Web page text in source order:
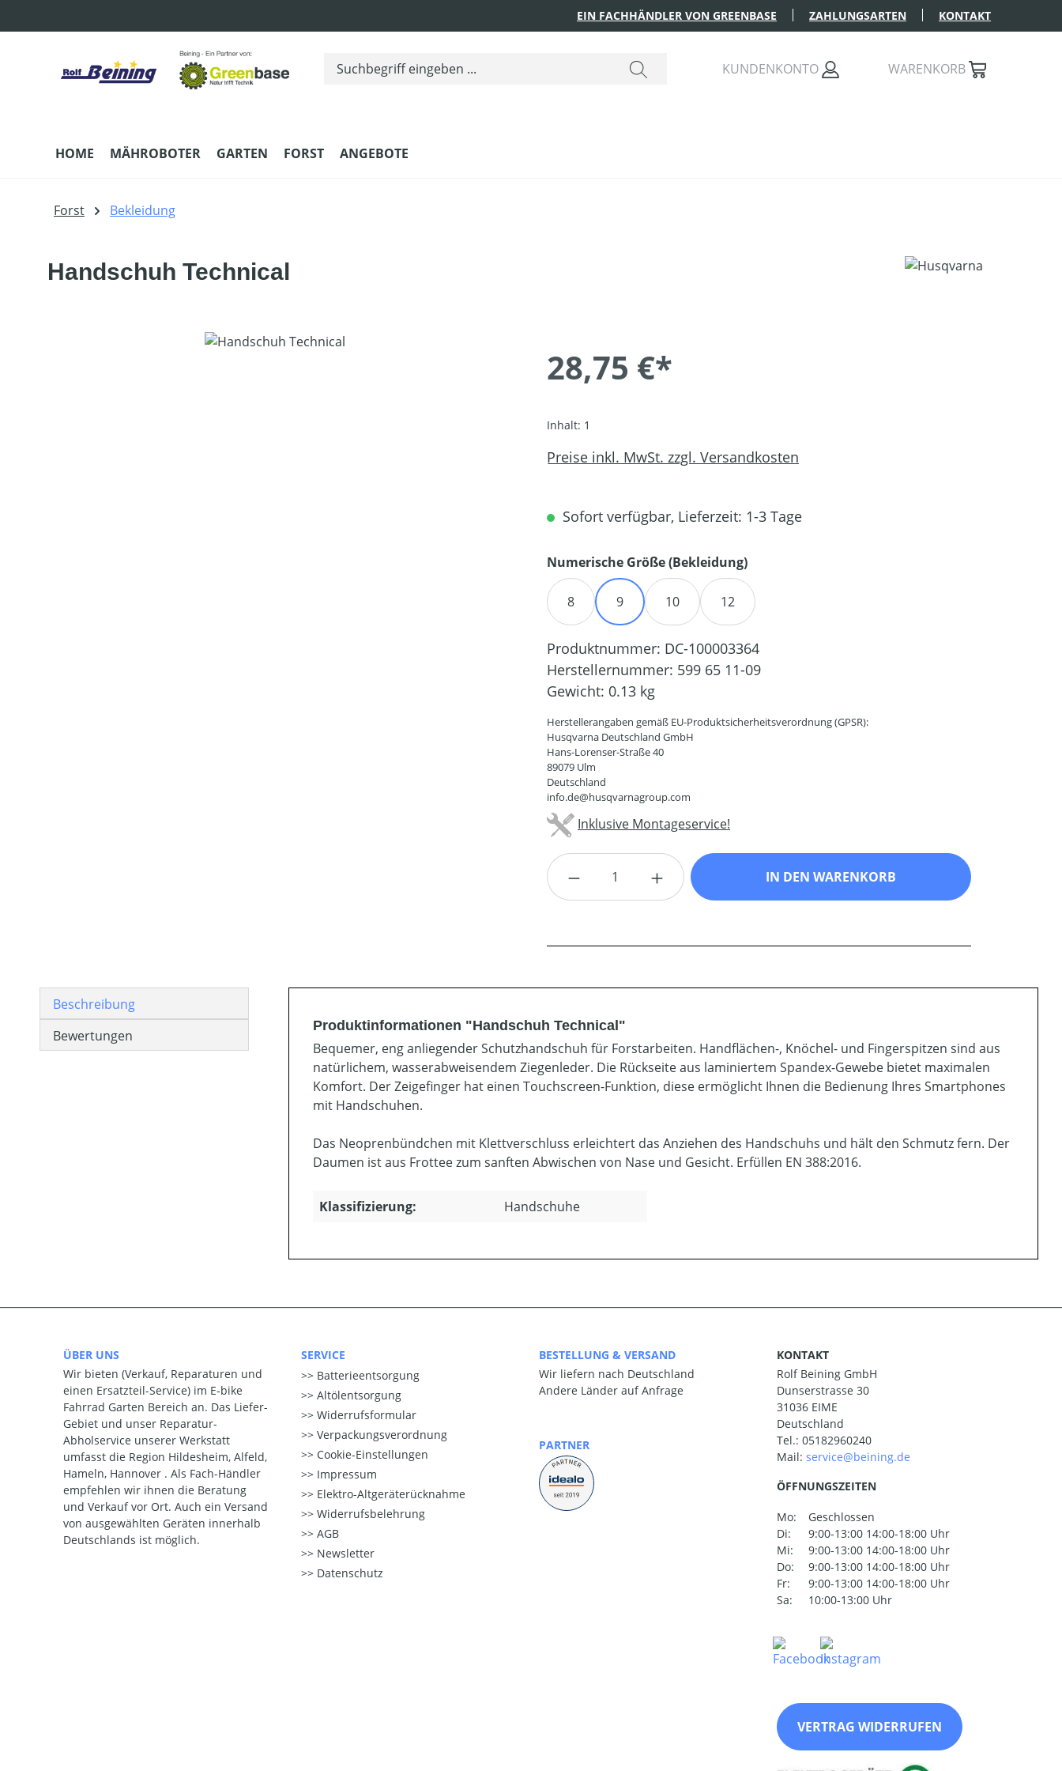
EIN FACHHÄNDLER VON GREENBASE ZAHLUNGSARTEN KONTAKT
KUNDENKONTO WARENKORB
HOME MÄHROBOTER GARTEN FORST ANGEBOTE
Forst Bekleidung
Handschuh Technical
28,75 €*
Inhalt: 1
Preise inkl. MwSt. zzgl. Versandkosten
Sofort verfügbar, Lieferzeit: 1-3 Tage
Numerische Größe (Bekleidung)auswählen
8 9 10 12
Produktnummer: DC-100003364
Herstellernummer: 599 65 11-09
Gewicht: 0.13 kg
Herstellerangaben gemäß EU-Produktsicherheitsverordnung (GPSR):
Husqvarna Deutschland GmbH
Hans-Lorenser-Straße 40
89079 Ulm
Deutschland
info.de@husqvarnagroup.com
Inklusive Montageservice!
Produkt Anzahl: Gib den gewünschten Wert ein oder
IN DEN WARENKORB
Beschreibung
Bewertungen
Produktinformationen "Handschuh Technical"
Bequemer, eng anliegender Schutzhandschuh für Forstarbeiten. Handflächen-, Knöchel- und Fingerspitzen sind aus
natürlichem, wasserabweisendem Ziegenleder. Die Rückseite aus laminiertem Spandex-Gewebe bietet maximalen
Komfort. Der Zeigefinger hat einen Touchscreen-Funktion, diese ermöglicht Ihnen die Bedienung Ihres Smartphones
mit Handschuhen.
Das Neoprenbündchen mit Klettverschluss erleichtert das Anziehen des Handschuhs und hält den Schmutz fern. Der
Daumen ist aus Frottee zum sanften Abwischen von Nase und Gesicht. Erfüllen EN 388:2016.
Klassifizierung: Handschuhe
ÜBER UNS
Wir bieten (Verkauf, Reparaturen und
einen Ersatzteil-Service) im E-bike
Fahrrad Garten Bereich an. Das Liefer-
Gebiet und unser Reparatur-
Abholservice unserer Werkstatt
umfasst die Region Hildesheim, Alfeld,
Hameln, Hannover . Als Fach-Händler
empfehlen wir ihnen die Beratung
und Verkauf vor Ort. Auch ein Versand
von ausgewählten Geräten innerhalb
Deutschlands ist möglich.
SERVICE
Batterieentsorgung
Altölentsorgung
Widerrufsformular
Verpackungsverordnung
Cookie-Einstellungen
Impressum
Elektro-Altgeräterücknahme
Widerrufsbelehrung
AGB
Newsletter
Datenschutz
BESTELLUNG & VERSAND
Wir liefern nach Deutschland
Andere Länder auf Anfrage
PARTNER
KONTAKT
Rolf Beining GmbH
Dunserstrasse 30
31036 EIME
Deutschland
Tel.: 05182960240
Mail:
ÖFFNUNGSZEITEN
Mo:
Geschlossen
Di:
9:00-13:00 14:00-18:00 Uhr
Mi:
9:00-13:00 14:00-18:00 Uhr
Do:
9:00-13:00 14:00-18:00 Uhr
Fr:
9:00-13:00 14:00-18:00 Uhr
Sa:
10:00-13:00 Uhr
VERTRAG WIDERRUFEN